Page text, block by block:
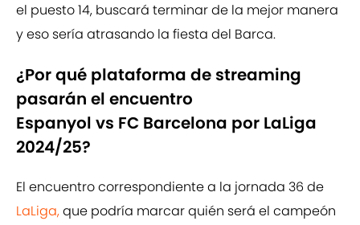
el puesto 14, buscará terminar de la mejor manera
y eso sería atrasando la fiesta del Barca.
¿Por qué plataforma de streaming
pasarán el encuentro
Espanyol vs FC Barcelona por LaLiga
2024/25?
El encuentro correspondiente a la jornada 36 de
LaLiga,que podría marcar quién será el campeón